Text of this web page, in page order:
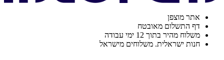
אתר מוצפן
דף התשלום מאובטח
משלוח מהיר בתוך 12 ימי עבודה
חנות ישראלית. משלוחים מישראל